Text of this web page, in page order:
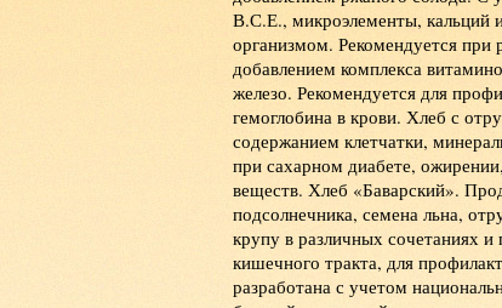
В.С.Е., микроэлементы, кальций
организмом. Рекомендуется
добавлением комплекса
железо. Рекомендуется для
гемоглобина в крови. Хлеб с
содержанием клетчатки,
при сахарном диабете,
веществ. Хлеб «Баварский».
подсолнечника, семена льна,
крупу в различных сочетаниях
кишечного тракта, для
разработана с учетом